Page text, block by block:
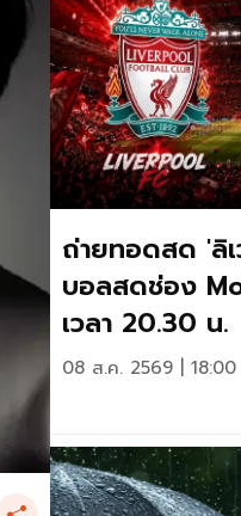
ถ่ายทอดสด 'ลิ
บอลสดช่อง
เวลา 20.30 น.
08 ส.ค. 2569 |